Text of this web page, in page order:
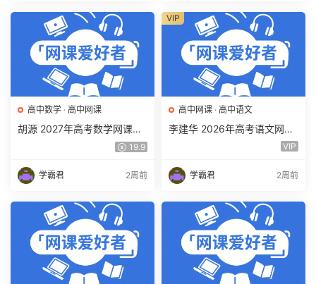
高中数学 · 高中网课
胡源 2027年高考数学网课教
程 高三数学 一轮复习暑假班
19.9
学霸君 2周前
高中网课 · 高中语文
李建华 2026年高考语文网课
教程 高三语文 a+二三轮复习
VIP
学霸君 2周前
VIP